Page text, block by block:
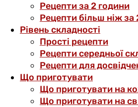
Рецепти за 2 години
Рецепти більш ніж за
Рівень складності
Прості рецепти
Рецепти середньої
Рецепти для
Що приготувати
Що приготувати на
Що приготувати на